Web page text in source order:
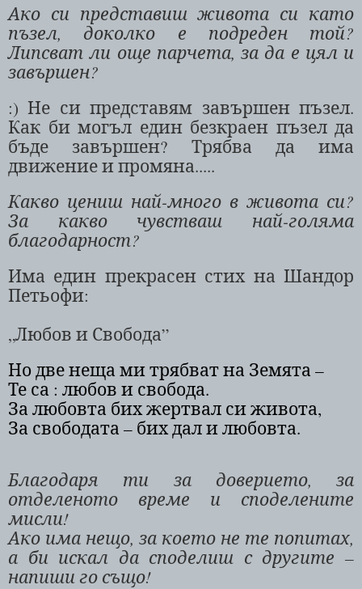
Ако си представиш живота си като
пъзел, доколко е подреден той?
Липсват ли още парчета, за да е цял и
завършен?
:) Не си представям завършен пъзел.
Как би могъл един безкраен пъзел да
бъде завършен? Трябва да има
движение и промяна.....
Какво цениш най-много в живота си?
За какво чувстваш най-голяма
благодарност?
Има един прекрасен стих на Шандор
Петьофи:
„Любов и Свобода”
Но две неща ми трябват на Земята –
Те са : любов и свобода.
За любовта бих жертвал си живота,
За свободата – бих дал и любовта.
Благодаря ти за доверието, за
отделеното време и споделените
мисли!
Ако има нещо, за което не те попитах,
а би искал да споделиш с другите –
напиши го също!